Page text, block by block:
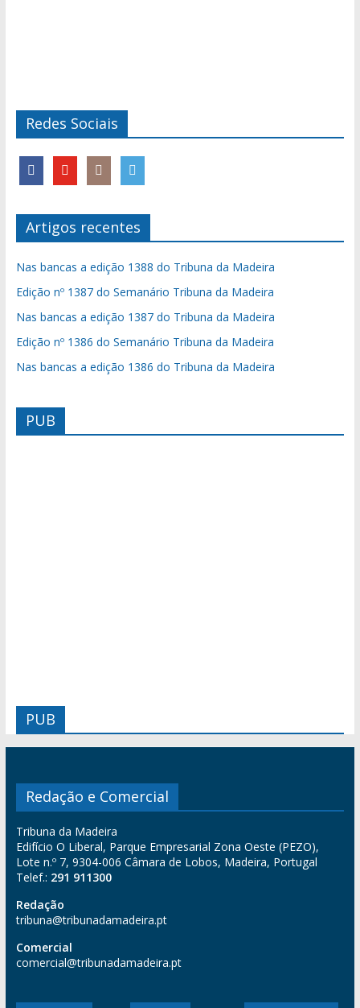
Redes Sociais
Artigos recentes
Nas bancas a edição 1388 do Tribuna da Madeira
Edição nº 1387 do Semanário Tribuna da Madeira
Nas bancas a edição 1387 do Tribuna da Madeira
Edição nº 1386 do Semanário Tribuna da Madeira
Nas bancas a edição 1386 do Tribuna da Madeira
PUB
PUB
Redação e Comercial
Tribuna da Madeira
Edifício O Liberal, Parque Empresarial Zona Oeste (PEZO),
Lote n.º 7, 9304-006 Câmara de Lobos, Madeira, Portugal
Telef.: 291 911300
Redação
tribuna@tribunadamadeira.pt
Comercial
comercial@tribunadamadeira.pt